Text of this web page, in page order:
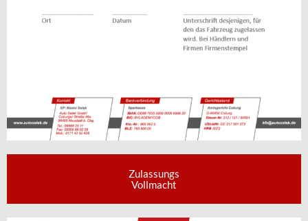
Zulassungs
Vollmacht